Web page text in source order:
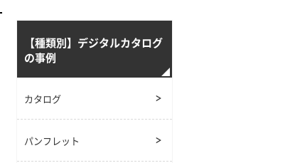
【種類別】デジタルカタログ
の事例
カタログ
パンフレット